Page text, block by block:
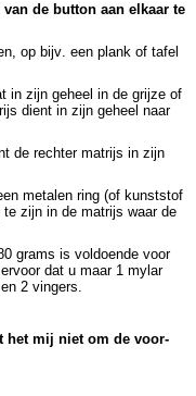
de button aan elkaar te
op bijv. een plank of tafel
in zijn geheel in de grijze of
dient in zijn geheel naar
de rechter matrijs in zijn
metalen ring (of kunststof
zijn in de matrijs waar de
grams is voldoende voor
u maar 1 mylar
2 vingers.
het mij niet om de voor-